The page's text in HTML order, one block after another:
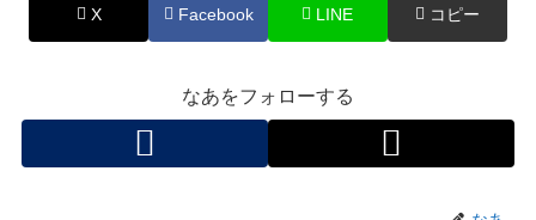
X Facebook LINE コピー
なあをフォローする